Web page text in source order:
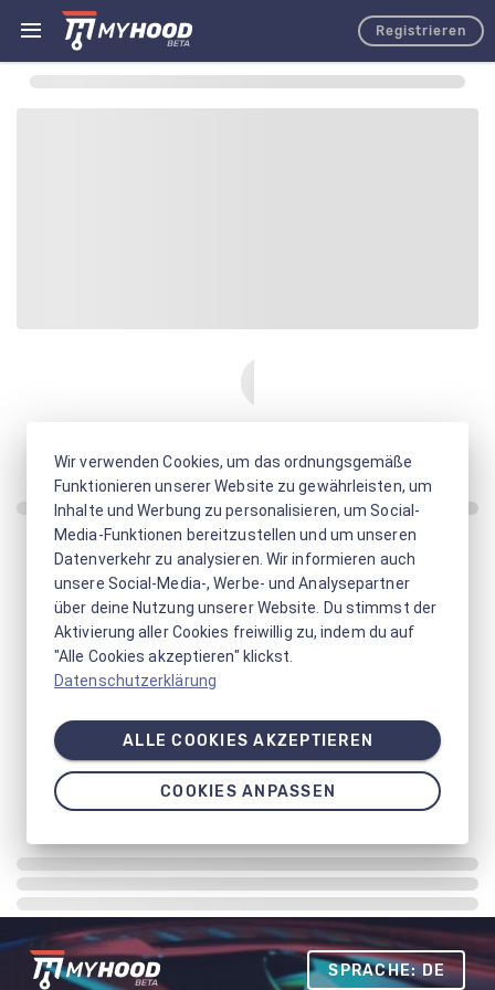
Registrieren
SPRACHE: DE
Wir verwenden Cookies, um das ordnungsgemäße
Funktionieren unserer Website zu gewährleisten, um
Inhalte und Werbung zu personalisieren, um Social-
Media-Funktionen bereitzustellen und um unseren
Datenverkehr zu analysieren. Wir informieren auch
unsere Social-Media-, Werbe- und Analysepartner
über deine Nutzung unserer Website. Du stimmst der
Aktivierung aller Cookies freiwillig zu, indem du auf
"Alle Cookies akzeptieren" klickst.
Datenschutzerklärung
ALLE COOKIES AKZEPTIEREN
COOKIES ANPASSEN